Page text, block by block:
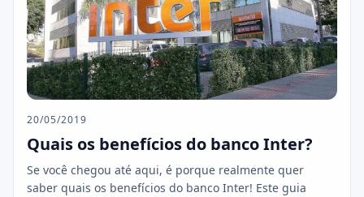
20/05/2019
Quais os benefícios do banco Inter?
Se você chegou até aqui, é porque realmente quer
saber quais os benefícios do banco Inter! Este guia